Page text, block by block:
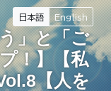
日本語 English
」と「ご
！】【私
【人を